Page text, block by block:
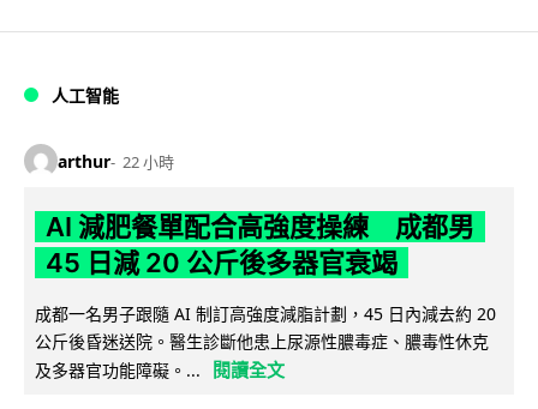
人工智能
arthur 22 小時
AI 減肥餐單配合高強度操練 成都男
45 日減 20 公斤後多器官衰竭
成都一名男子跟隨 AI 制訂高強度減脂計劃，45 日內減去約 20
公斤後昏迷送院。醫生診斷他患上尿源性膿毒症、膿毒性休克
及多器官功能障礙。...
閱讀全文